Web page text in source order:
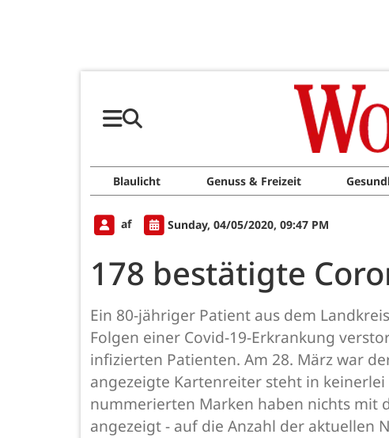
Blaulicht Genuss & Freizeit
af Sunday, 04/05/2020, 09:47 PM
178 bestätigte
Ein 80-jähriger Patient aus dem
Folgen einer Covid-19-Erkrankung
infizierten Patienten. Am 28. März war
angezeigte Kartenreiter steht in
nummerierten Marken haben nichts mit
angezeigt - auf die Anzahl der aktuellen